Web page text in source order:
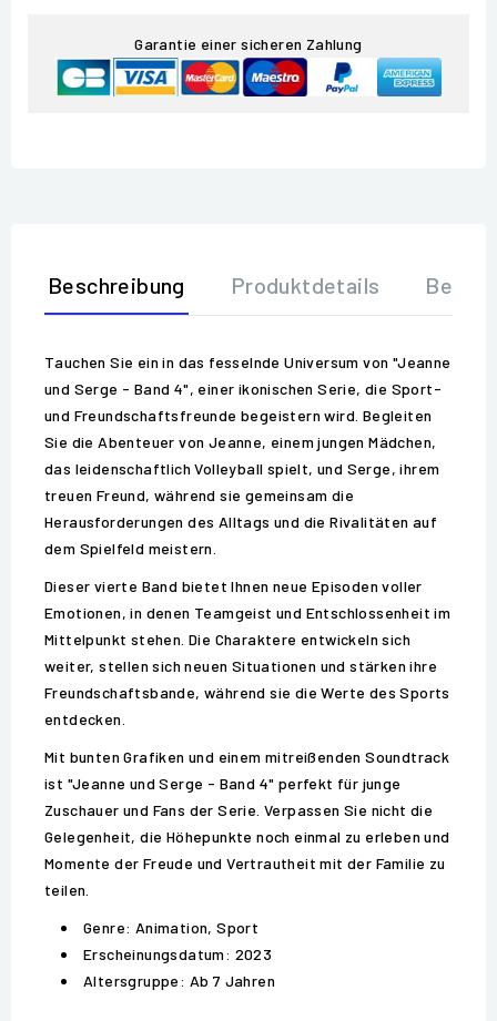
Garantie einer sicheren Zahlung
Beschreibung Produktdetails
Tauchen Sie ein in das fesselnde Universum von "Jeanne
und Serge - Band 4", einer ikonischen Serie, die Sport-
und Freundschaftsfreunde begeistern wird. Begleiten
Sie die Abenteuer von Jeanne, einem jungen Mädchen,
das leidenschaftlich Volleyball spielt, und Serge, ihrem
treuen Freund, während sie gemeinsam die
Herausforderungen des Alltags und die Rivalitäten auf
dem Spielfeld meistern.
Dieser vierte Band bietet Ihnen neue Episoden voller
Emotionen, in denen Teamgeist und Entschlossenheit im
Mittelpunkt stehen. Die Charaktere entwickeln sich
weiter, stellen sich neuen Situationen und stärken ihre
Freundschaftsbande, während sie die Werte des Sports
entdecken.
Mit bunten Grafiken und einem mitreißenden Soundtrack
ist "Jeanne und Serge - Band 4" perfekt für junge
Zuschauer und Fans der Serie. Verpassen Sie nicht die
Gelegenheit, die Höhepunkte noch einmal zu erleben und
Momente der Freude und Vertrautheit mit der Familie zu
teilen.
Genre: Animation, Sport
Erscheinungsdatum: 2023
Altersgruppe: Ab 7 Jahren